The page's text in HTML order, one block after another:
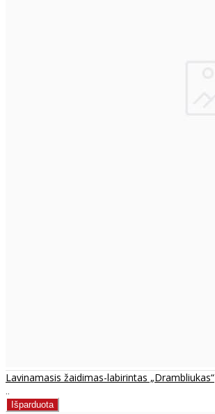
Lavinamasis žaidimas-labirintas „Drambliukas“
..